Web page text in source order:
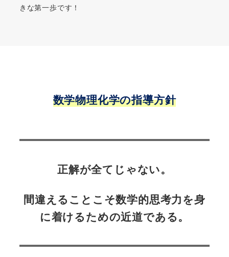
きな第一歩です！
数学物理化学の指導方針
正解が全てじゃない。
間違えることこそ数学的思考力を身
に着けるための近道である。